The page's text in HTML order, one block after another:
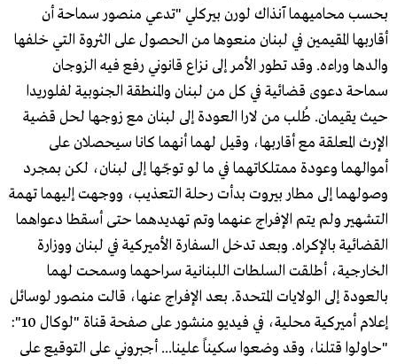
بحسب محاميهما آنذاك لورن بيركلي "تدعي منصور سماحة أن
أقاربها المقيمين في لبنان منعوها من الحصول على الثروة التي خلفها
والدها وراءه. وقد تطور الأمر إلى نزاع قانوني رفع فيه الزوجان
سماحة دعوى قضائية في كل من لبنان والمنطقة الجنوبية لفلوريدا
حيث يقيمان. طُلب من لارا العودة إلى لبنان مع زوجها لحل قضية
الإرث المعلقة مع أقاربها، وقيل لهما أنهما كانا سيحصلان على
أموالهما وعودة ممتلكاتهما في ما لو توجّها إلى لبنان، لكن بمجرد
وصولهما إلى مطار بيروت بدأت رحلة التعذيب، ووجهت إليهما تهمة
التشهير ولم يتم الإفراج عنهما وتم تهديدهما حتى أسقطا دعواهما
القضائية بالإكراه. وبعد تدخل السفارة الأميركية في لبنان ووزارة
الخارجية، أطلقت السلطات اللبنانية سراحهما وسمحت لهما
بالعودة إلى الولايات المتحدة. بعد الإفراج عنها، قالت منصور لوسائل
إعلام أميركية محلية، في فيديو منشور على صفحة قناة "لوكال 10":
"حاولوا قتلنا، وقد وضعوا سكيناً علينا... أجبروني على التوقيع على